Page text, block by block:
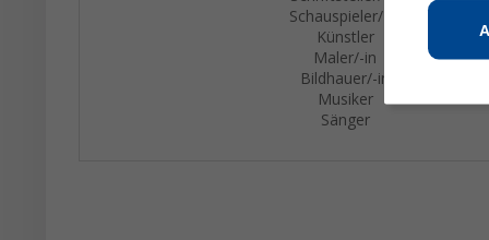
Schauspieler/-in
Künstler
Maler/-in
Bildhauer/-in
Musiker
Sänger